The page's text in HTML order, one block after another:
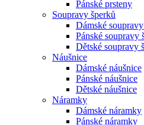
Pánské prsteny
Soupravy šperků
Dámské
Pánské soupravy
Dětské soupravy
Náušnice
Dámské náušnice
Pánské náušnice
Dětské náušnice
Náramky
Dámské náramky
Pánské náramky